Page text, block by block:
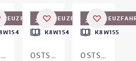
OSTSEE - NORWEGEN - OSLO
KREUZFAHRT
K8W154
OSTSEE - NORWEGEN - OSLO
K8W155
OSTSEE - NORWEGEN - OSLO